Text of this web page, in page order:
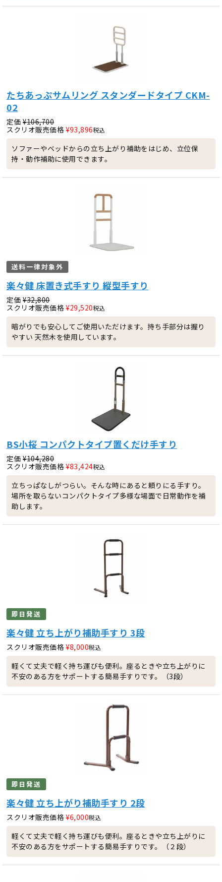
たちあっぷサムリング スタンダードタイプ CKM-
02
定価 ¥106,700
スクリオ販売価格 ¥93,896税込
ソファーやベッドからの立ち上がり補助をはじめ、立位保
持・動作補助に使用できます。
送料一律対象外
楽々健 床置き式手すり 縦型手すり
定価 ¥32,800
スクリオ販売価格 ¥29,520税込
暗がりでも安心してご使用いただけます。持ち手部分は握り
やすい 天然木を使用しています。
BS小桜 コンパクトタイプ置くだけ手すり
定価 ¥104,280
スクリオ販売価格 ¥83,424税込
立ちっぱなしがつらい。そんな時にあると頼りにる手すり。
場所を取らないコンパクトタイプ多様な場面で日常動作を補
助します。
即日発送
楽々健 立ち上がり補助手すり 3段
スクリオ販売価格 ¥8,000税込
軽くて丈夫で軽く持ち運びも便利。座るときや立ち上がりに
不安のある方をサポートする簡易手すりです。（3段）
即日発送
楽々健 立ち上がり補助手すり 2段
スクリオ販売価格 ¥6,000税込
軽くて丈夫で軽く持ち運びも便利。座るときや立ち上がりに
不安のある方をサポートする簡易手すりです。（２段）